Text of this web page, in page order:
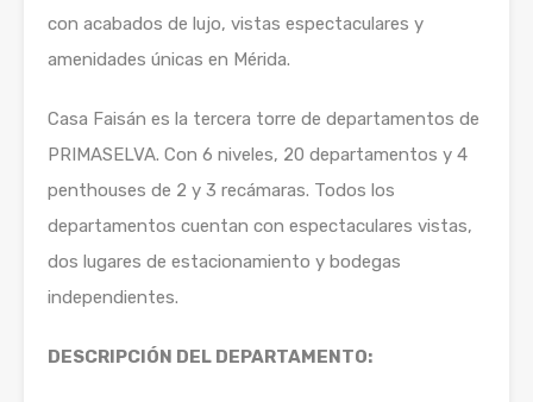
con acabados de lujo, vistas espectaculares y
amenidades únicas en Mérida.
Casa Faisán es la tercera torre de departamentos de
PRIMASELVA. Con 6 niveles, 20 departamentos y 4
penthouses de 2 y 3 recámaras. Todos los
departamentos cuentan con espectaculares vistas,
dos lugares de estacionamiento y bodegas
independientes.
DESCRIPCIÓN DEL DEPARTAMENTO: